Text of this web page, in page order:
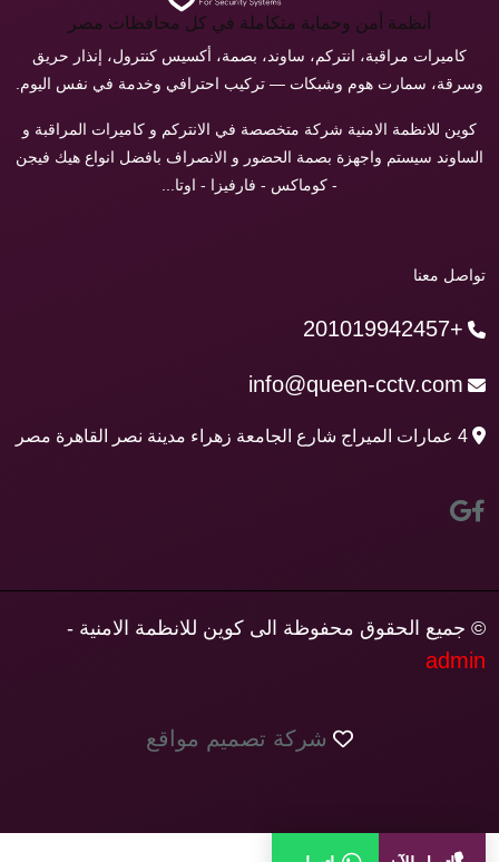
أنظمة أمن وحماية متكاملة في كل محافظات مصر
كاميرات مراقبة، انتركم، ساوند، بصمة، أكسيس كنترول، إنذار حريق
وسرقة، سمارت هوم وشبكات — تركيب احترافي وخدمة في نفس اليوم.
كوين للانظمة الامنية شركة متخصصة في الانتركم و كاميرات المراقبة و
الساوند سيستم واجهزة بصمة الحضور و الانصراف بافضل انواع هيك فيجن
- كوماكس - فارفيزا - اوتا...
تواصل معنا
+201019942457
info@queen-cctv.com
4 عمارات الميراج شارع الجامعة زهراء مدينة نصر القاهرة مصر
© جميع الحقوق محفوظة الى كوين للانظمة الامنية -
admin
شركة تصميم مواقع